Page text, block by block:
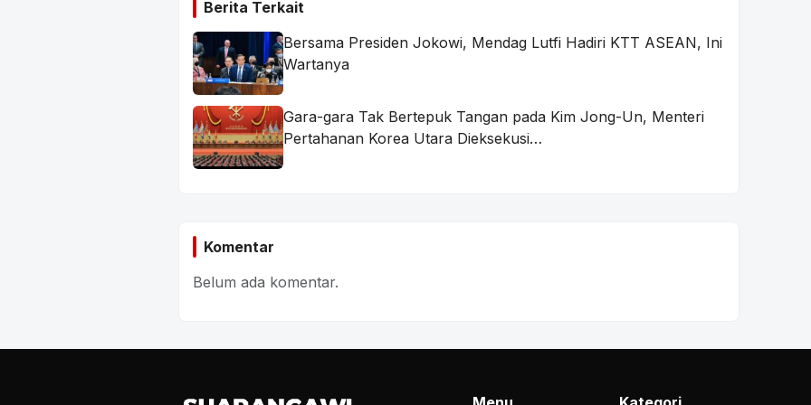
Berita Terkait
Bersama Presiden Jokowi, Mendag Lutfi Hadiri KTT ASEAN, Ini
Wartanya
Gara-gara Tak Bertepuk Tangan pada Kim Jong-Un, Menteri
Pertahanan Korea Utara Dieksekusi…
Komentar
Belum ada komentar.